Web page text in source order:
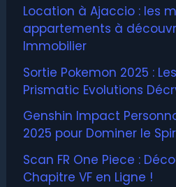
Location à Ajaccio : les
appartements à
Immobilier
Sortie Pokemon 2025 :
Prismatic Evolutions
Genshin Impact
2025 pour Dominer le
Scan FR One Piece :
Chapitre VF en Ligne !